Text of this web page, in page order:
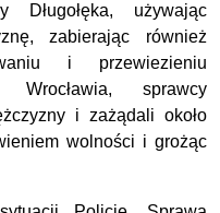
używając
zabierając również
i przewiezieniu
sprawcy
i zażądali około
wolności i grożąc